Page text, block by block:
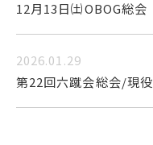
12月13日㈯OBOG総会
2026.01.29
第22回六蹴会総会/現